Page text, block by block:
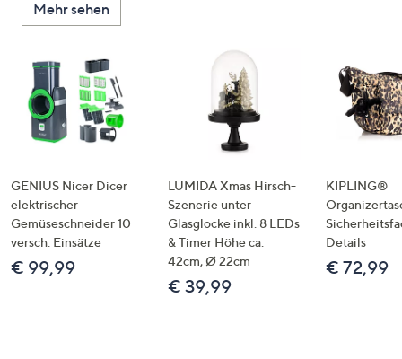
Mehr sehen
GENIUS Nicer Dicer
elektrischer
Gemüseschneider 10
versch. Einsätze
€ 99,99
LUMIDA Xmas Hirsch-
Szenerie unter
Glasglocke inkl. 8 LEDs
& Timer Höhe ca.
42cm, Ø 22cm
€ 39,99
KIPLING®
Details
€ 72,99